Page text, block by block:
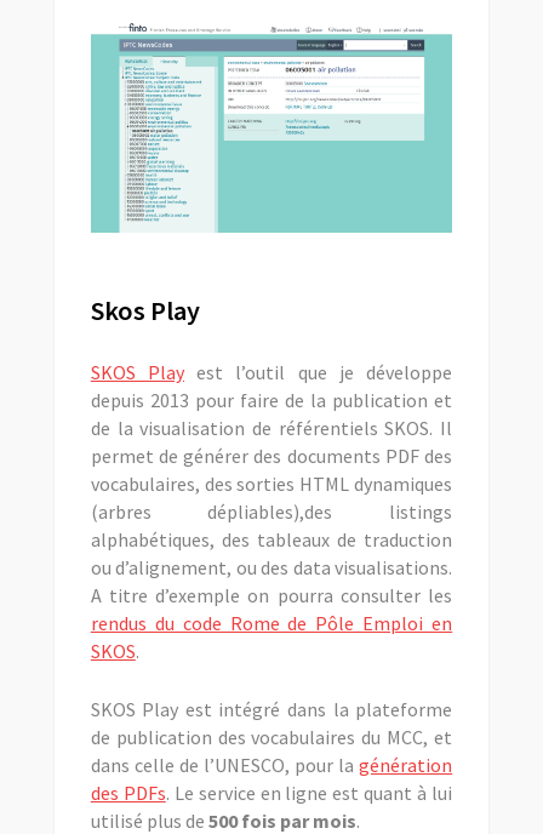
Skos Play
SKOS Play est l’outil que je développe
depuis 2013 pour faire de la publication et
de la visualisation de référentiels SKOS. Il
permet de générer des documents PDF des
vocabulaires, des sorties HTML dynamiques
(arbres dépliables),des listings
alphabétiques, des tableaux de traduction
ou d’alignement, ou des data visualisations.
A titre d’exemple on pourra consulter les
rendus du code Rome de Pôle Emploi en
SKOS.
SKOS Play est intégré dans la plateforme
de publication des vocabulaires du MCC, et
dans celle de l’UNESCO, pour lagénération
des PDFs. Le service en ligne est quant à lui
utilisé plus de 500 fois par mois.